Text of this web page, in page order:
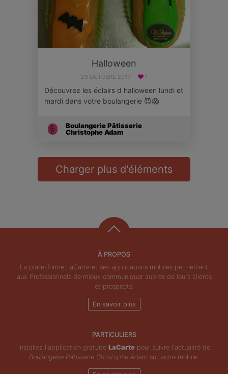
Halloween
29 OCTOBRE 2017 1
Découvrez les éclairs d halloween lundi et
mardi dans votre boulangerie 😈😱
Boulangerie Pâtisserie
Christophe Adam
Charger plus d'éléments
À PROPOS
La plate-forme LaCarte et ses applications mobiles permettent
aux Professionnels de mieux communiquer auprès de leurs clients
et prospects.
En savoir plus
PARTICULIERS
Installez l'application gratuite LaCartepour suivre l'actualité de
Boulangerie Pâtisserie Christophe Adam sur votre mobile.